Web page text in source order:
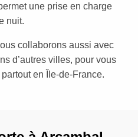
une prise en charge
nuit.
collaborons aussi avec
d’autres villes, pour vous
en Île-de-France.